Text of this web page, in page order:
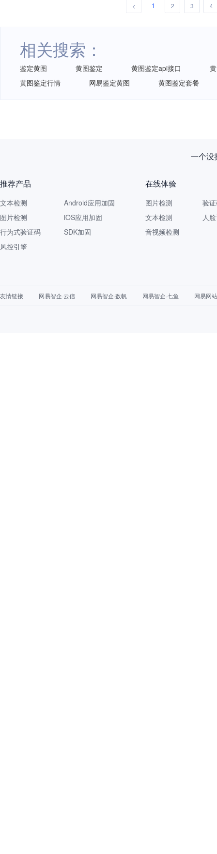
< 1 2 3 4
相关搜索：
鉴定黄图 黄图鉴定 黄图鉴定api接口
黄图鉴定行情
网易鉴定黄图 黄图鉴定套餐
一个没
推荐产品
文本检测
图片检测
行为式验证码
风控引擎
Android应用加固
iOS应用加固
SDK加固
在线体验
图片检测
文本检测
音视频检测
验
人
友情链接 网易智企·云信 网易智企·数帆 网易智企·七鱼 网易网